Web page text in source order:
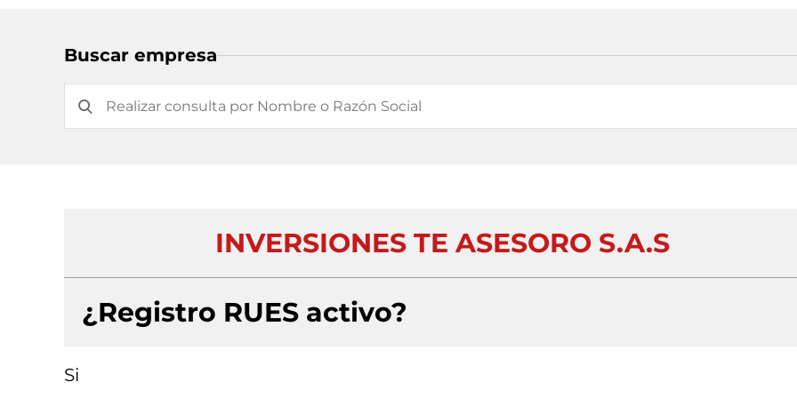
Buscar empresa
INVERSIONES TE ASESORO S.A.S
¿Registro RUES activo?
Si